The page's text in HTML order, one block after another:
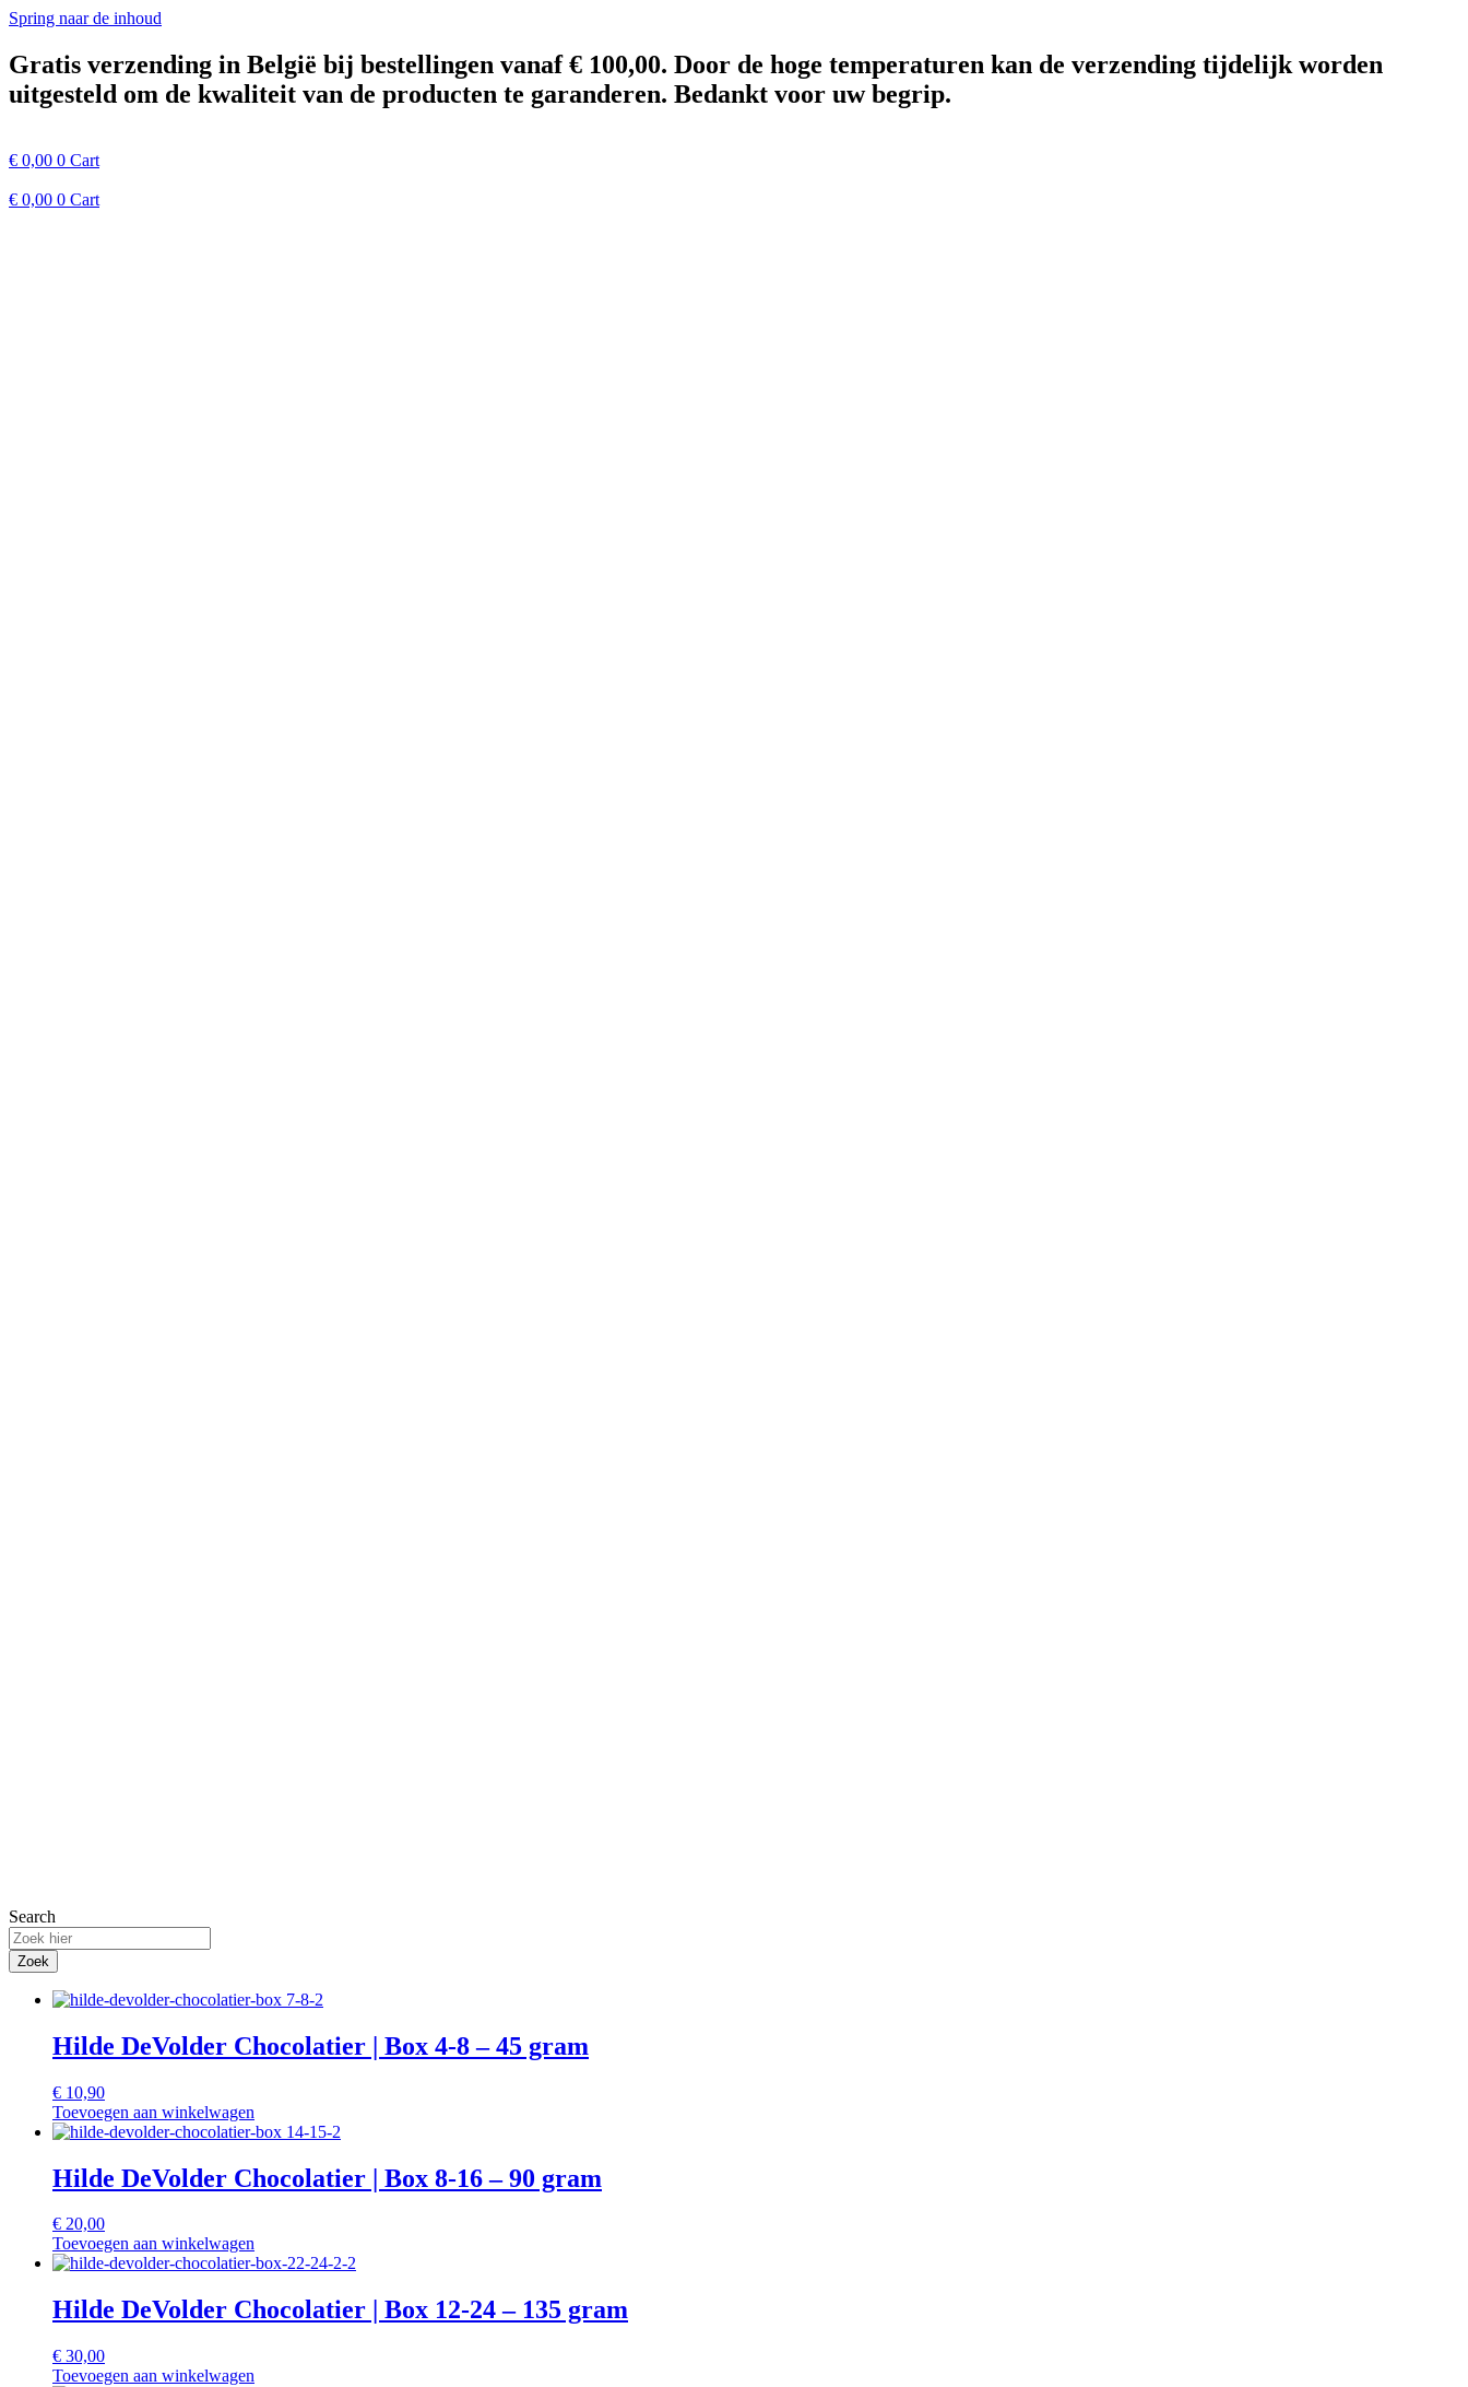
Spring naar de inhoud
Gratis verzending in België bij bestellingen vanaf € 100,00. Door de hoge temperaturen kan de verzending tijdelijk worden
uitgesteld om de kwaliteit van de producten te garanderen. Bedankt voor uw begrip.
€ 0,00 0 Cart
€ 0,00 0 Cart
Search
Zoek
Hilde DeVolder Chocolatier | Box 4-8 – 45 gram
€ 10,90
Toevoegen aan winkelwagen
Hilde DeVolder Chocolatier | Box 8-16 – 90 gram
€ 20,00
Toevoegen aan winkelwagen
Hilde DeVolder Chocolatier | Box 12-24 – 135 gram
€ 30,00
Toevoegen aan winkelwagen